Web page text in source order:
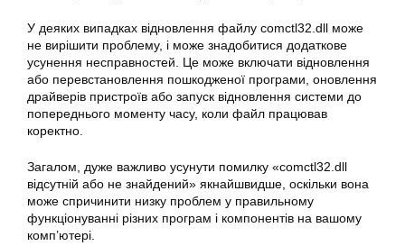
У деяких випадках відновлення файлу comctl32.dll може
не вирішити проблему, і може знадобитися додаткове
усунення несправностей. Це може включати відновлення
або перевстановлення пошкодженої програми, оновлення
драйверів пристроїв або запуск відновлення системи до
попереднього моменту часу, коли файл працював
коректно.
Загалом, дуже важливо усунути помилку «comctl32.dll
відсутній або не знайдений» якнайшвидше, оскільки вона
може спричинити низку проблем у правильному
функціонуванні різних програм і компонентів на вашому
комп’ютері.